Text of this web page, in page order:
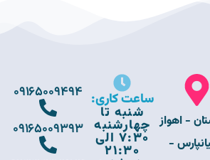
- اهواز
-
ساعت کاری:
شنبه تا
چهارشنبه
7:30 الی
21:30
09165009494
09165009393